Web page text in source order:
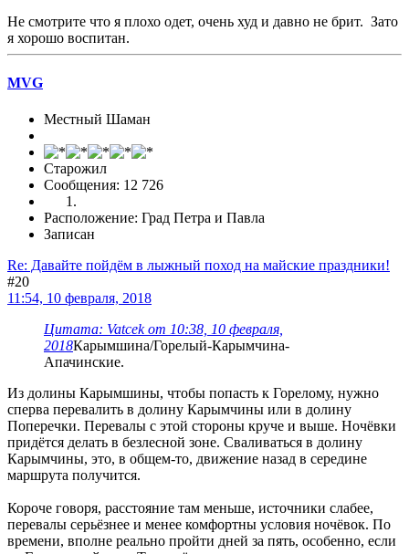
Не смотрите что я плохо одет, очень худ и давно не брит. Зато
я хорошо воспитан.
MVG
Местный Шаман
Старожил
Сообщения: 12 726
Расположение: Град Петра и Павла
Записан
Re: Давайте пойдём в лыжный поход на майские праздники!
#20
11:54, 10 февраля, 2018
Цитата: Vatcek от 10:38, 10 февраля,
2018Карымшина/Горелый-Карымчина-
Апачинские.
Из долины Карымшины, чтобы попасть к Горелому, нужно
сперва перевалить в долину Карымчины или в долину
Поперечки. Перевалы с этой стороны круче и выше. Ночёвки
придётся делать в безлесной зоне. Сваливаться в долину
Карымчины, это, в общем-то, движение назад в середине
маршрута получится.
Короче говоря, расстояние там меньше, источники слабее,
перевалы серьёзнее и менее комфортны условия ночёвок. По
времени, вполне реально пройти дней за пять, особенно, если